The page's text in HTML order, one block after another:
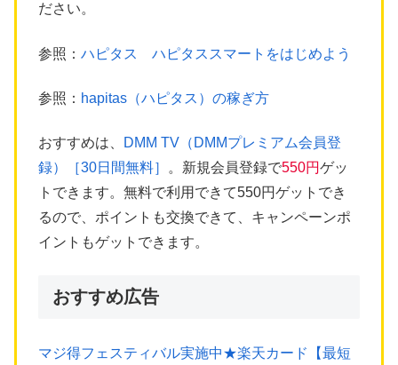
ださい。
参照： ハピタス ハピタススマートをはじめよう
参照： hapitas（ハピタス）の稼ぎ方
おすすめは、
DMM TV（DMMプレミアム会員登
録）［30日間無料］ 。新規会員登録で550円ゲッ
トできます。無料で利用できて550円ゲットでき
るので、ポイントも交換できて、キャンペーンポ
イントもゲットできます。
おすすめ広告
マジ得フェスティバル実施中★楽天カード【最短